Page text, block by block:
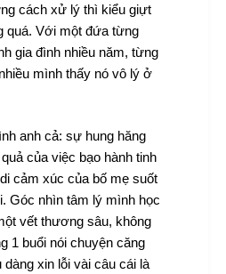
cách xử lý thì kiểu giựt
quá. Với một đứa từng
gia đình nhiều năm, từng
mình thấy nó vô lý ở
anh cả: sự hung hăng
của việc bạo hành tinh
cảm xúc của bố mẹ suốt
Góc nhìn tâm lý mình học
vết thương sâu, không
1 buổi nói chuyện căng
dàng xin lỗi vài câu cái là